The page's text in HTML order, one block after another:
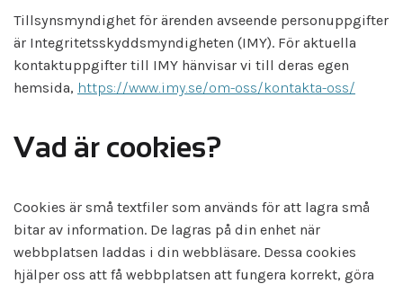
Tillsynsmyndighet för ärenden avseende personuppgifter
är Integritetsskyddsmyndigheten (IMY). För aktuella
kontaktuppgifter till IMY hänvisar vi till deras egen
hemsida, https://www.imy.se/om-oss/kontakta-oss/
Vad är cookies?
Cookies är små textfiler som används för att lagra små
bitar av information. De lagras på din enhet när
webbplatsen laddas i din webbläsare. Dessa cookies
hjälper oss att få webbplatsen att fungera korrekt, göra